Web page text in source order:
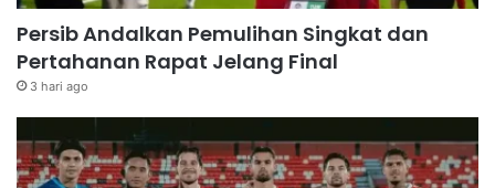
Persib Andalkan Pemulihan Singkat dan
Pertahanan Rapat Jelang Final
3 hari ago